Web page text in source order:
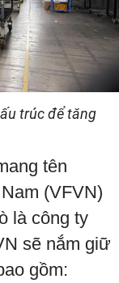
trúc để tăng
tên
(VFVN)
là công ty
sẽ nắm giữ
gồm: